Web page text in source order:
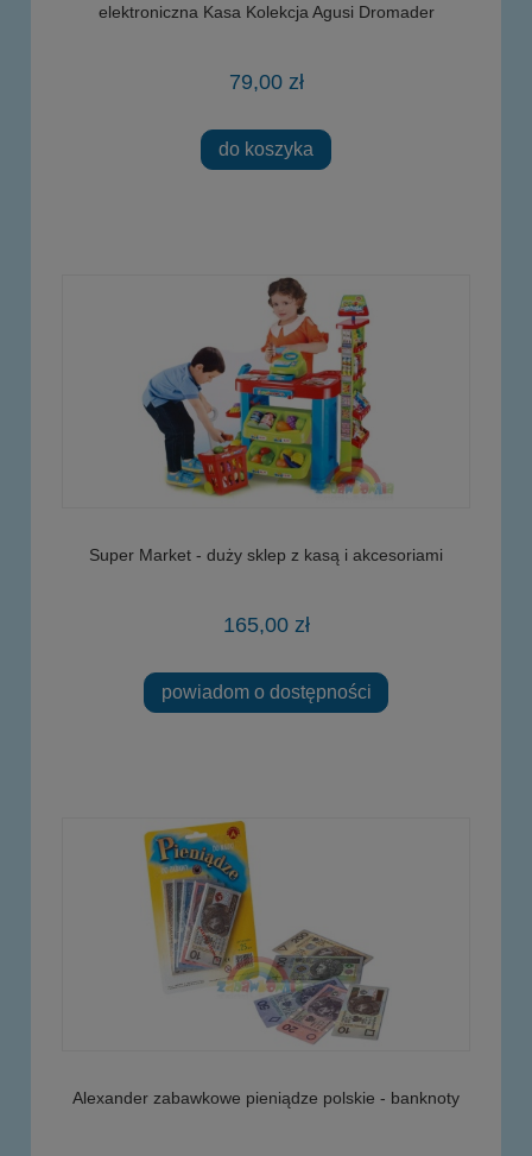
elektroniczna Kasa Kolekcja Agusi Dromader
79,00 zł
do koszyka
Super Market - duży sklep z kasą i akcesoriami
165,00 zł
powiadom o dostępności
Alexander zabawkowe pieniądze polskie - banknoty